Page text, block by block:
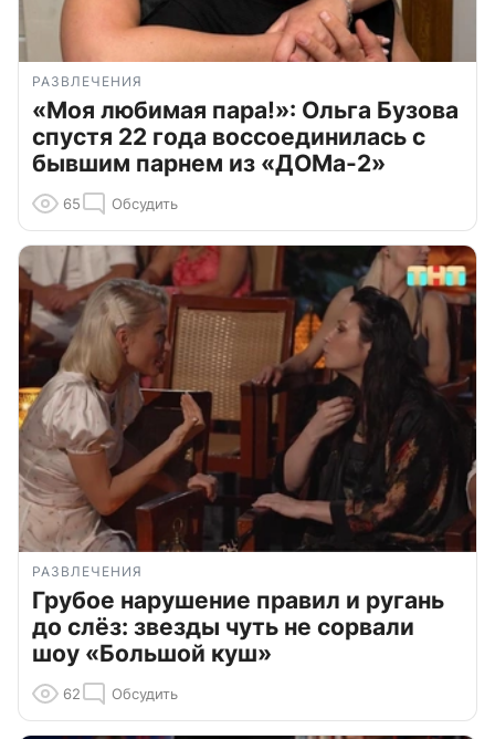
РАЗВЛЕЧЕНИЯ
«Моя любимая пара!»: Ольга Бузова
спустя 22 года воссоединилась с
бывшим парнем из «ДОМа-2»
65 Обсудить
РАЗВЛЕЧЕНИЯ
Грубое нарушение правил и ругань
до слёз: звезды чуть не сорвали
шоу «Большой куш»
62 Обсудить